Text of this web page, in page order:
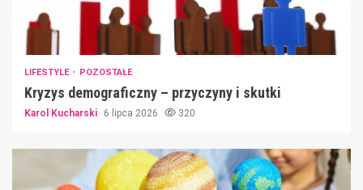
LIFESTYLE POZOSTAŁE
Kryzys demograficzny – przyczyny i skutki
Karol Kucharski 6 lipca 2026 320